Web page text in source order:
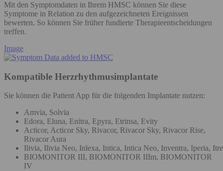
Mit den Symptomdaten in Ihrem HMSC können Sie diese
Symptome in Relation zu den aufgezeichneten Ereignissen
bewerten. So können Sie früher fundierte Therapieentscheidungen
treffen.
Image
Kompatible Herzrhythmusimplantate
Sie können die Patient App für die folgenden Implantate nutzen:
Amvia, Solvia
Edora, Eluna, Enitra, Epyra, Etrinsa, Evity
Acticor, Acticor Sky, Rivacor, Rivacor Sky, Rivacor Rise,
Rivacor Aura
Ilivia, Ilivia Neo, Inlexa, Intica, Intica Neo, Inventra, Iperia,
BIOMONITOR III, BIOMONITOR IIIm, BIOMONITOR
IV